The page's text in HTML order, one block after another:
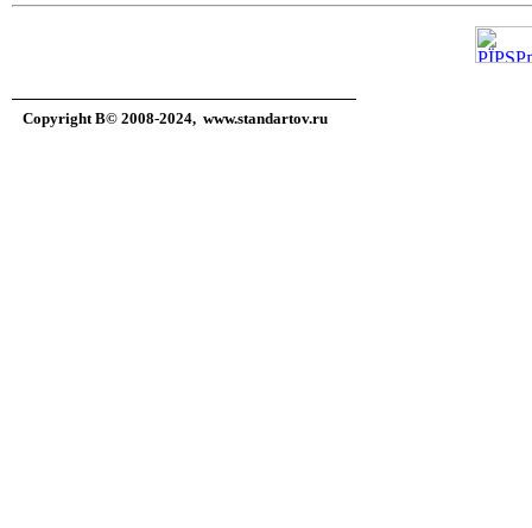
Copyright В© 2008-2024, www.standartov.ru